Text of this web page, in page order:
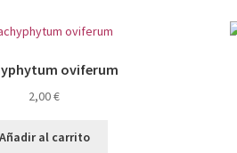
oviferum
2,00€
Añadir al carrito